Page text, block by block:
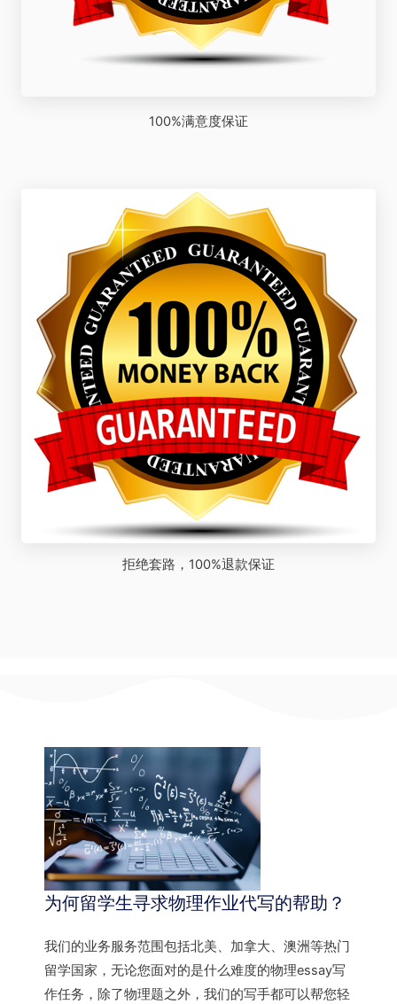
100%满意度保证
拒绝套路，100%退款保证
为何留学生寻求物理作业代写的帮助？
我们的业务服务范围包括北美、加拿大、澳洲等热门
留学国家，无论您面对的是什么难度的物理essay写
作任务，除了物理题之外，我们的写手都可以帮您轻